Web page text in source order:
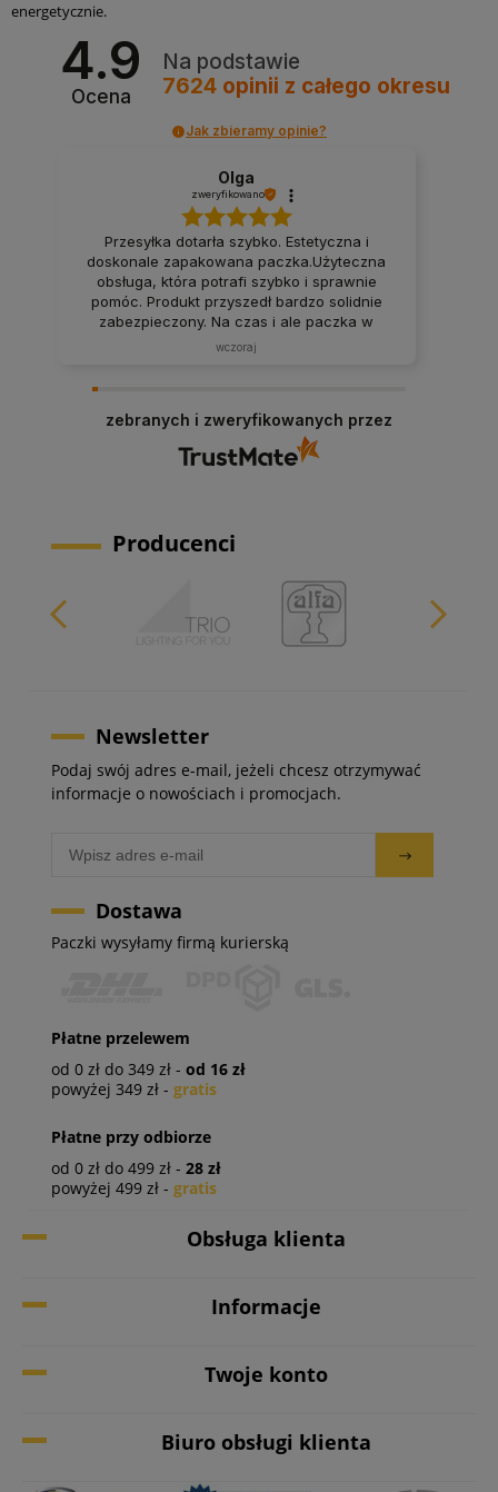
energetycznie.
4.9
Ocena
Na podstawie
7624 opinii z całego okresu
Jak zbieramy opinie?
Olga
zweryfikowano
Przesyłka dotarła szybko. Estetyczna i
doskonale zapakowana paczka.Użyteczna
obsługa, która potrafi szybko i sprawnie
pomóc. Produkt przyszedł bardzo solidnie
zabezpieczony. Na czas i ale paczka w
idealnym stanie, czyli podsumowując,
wczoraj
zebranych i zweryfikowanych przez
Producenci
Newsletter
Podaj swój adres e-mail, jeżeli chcesz otrzymywać
informacje o nowościach i promocjach.
Dostawa
Paczki wysyłamy firmą kurierską
Płatne przelewem
od 0 zł do 349 zł - od 16 zł
powyżej 349 zł - gratis
Płatne przy odbiorze
od 0 zł do 499 zł - 28 zł
powyżej 499 zł - gratis
Obsługa klienta
Informacje
Twoje konto
Biuro obsługi klienta